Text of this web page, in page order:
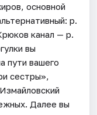
основной
р.
канал — р.
вы
пути вашего
сестры»,
Далее вы